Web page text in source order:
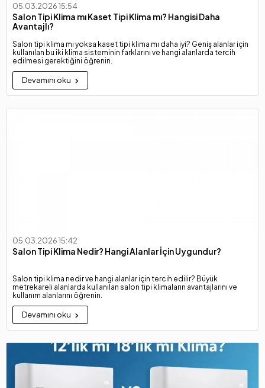
05.03.2026 15:54
Salon Tipi Klima mı Kaset Tipi Klima mı? Hangisi Daha
Avantajlı?
Salon tipi klima mı yoksa kaset tipi klima mı daha iyi? Geniş alanlar için
kullanılan bu iki klima sisteminin farklarını ve hangi alanlarda tercih
edilmesi gerektiğini öğrenin.
Devamını oku
05.03.2026 15:42
Salon Tipi Klima Nedir? Hangi Alanlar İçin Uygundur?
Salon tipi klima nedir ve hangi alanlar için tercih edilir? Büyük
metrekareli alanlarda kullanılan salon tipi klimaların avantajlarını ve
kullanım alanlarını öğrenin.
Devamını oku